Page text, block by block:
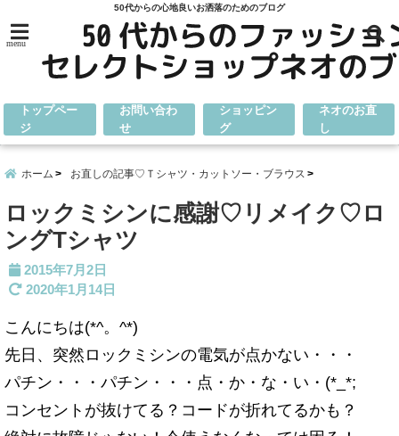
50代からの心地良いお洒落のためのブログ
menu
トップペー
ジ
お問い合わ
せ
ショッピン
グ
ネオのお直
し
ホーム お直しの記事♡Ｔシャツ・カットソー・ブラウス
ロックミシンに感謝♡リメイク♡ロ
ングTシャツ
2015年7月2日
2020年1月14日
こんにちは(*^。^*)
先日、突然ロックミシンの電気が点かない・・・
パチン・・・パチン・・・点・か・な・い・(*_*;
コンセントが抜けてる？コードが折れてるかも？